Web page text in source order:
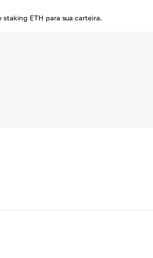
staking ETH para sua carteira.